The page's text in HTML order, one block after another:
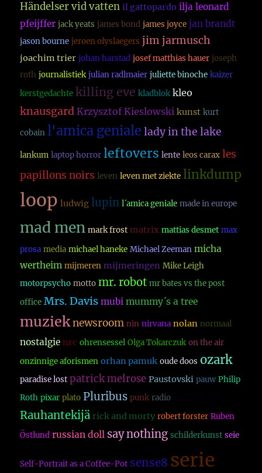
Händelser vid vatten il gattopardo ilja leonard
pfeijffer jack yeats james bond james joyce jan brandt
jason bourne jeroen olyslaegers jim jarmusch
joachim trier johan harstad josef matthias hauer joseph
roth journalistiek julian radlmaier juliette binoche kaizer
kerstgedachte killing eve kladblok kleo
knausgard Krzysztof Kieslowski kunst kurt
cobain l'amica geniale lady in the lake
lankum laptop horror leftovers lente leos carax les
papillons noirs leven leven met ziekte linkdump
loop ludwig lupin l´amica geniale made in europe
mad men mark frost matrix mattias desmet max
prosa media michael haneke Michael Zeeman micha
wertheim mijmeren mijmeringen Mike Leigh
motorpsycho motto mr. robot mr bates vs the post
office Mrs. Davis mubi mummy´s a tree
muzieknewsroom nin nirvana nolan normaal
nostalgie nrc ohrensessel Olga Tokarczuk on the air
onzinnige aforismen orhan pamuk oude doos ozark
paradise lost patrick melrose Paustovski pauw Philip
Roth pixar plato Pluribus punk radio
Rauhantekijä rick and morty robert forster Ruben
Östlund russian doll say nothing schilderkunst seie
Self-Portrait as a Coffee-Pot sense8 serie